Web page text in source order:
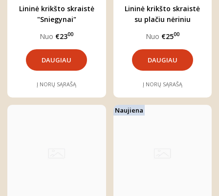
Lininė krikšto skraistė
"Sniegynai"
Nuo €2300
DAUGIAU
Į NORŲ SĄRAŠĄ
Lininė krikšto skraistė
su plačiu nėriniu
Nuo €2500
DAUGIAU
Į NORŲ SĄRAŠĄ
Naujiena